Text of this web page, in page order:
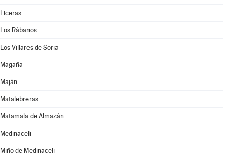
Liceras
Los Rábanos
Los Villares de Soria
Magaña
Maján
Matalebreras
Matamala de Almazán
Medinaceli
Miño de Medinaceli